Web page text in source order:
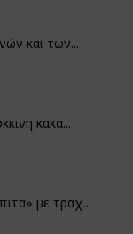
και των...
κακα...
με τραχ...